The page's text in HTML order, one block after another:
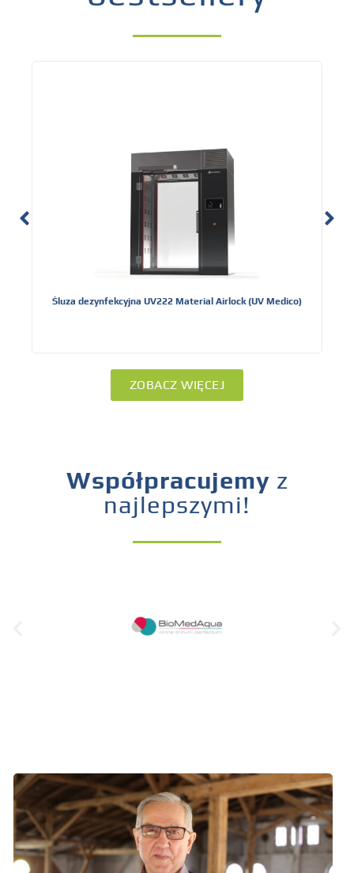
Śluza dezynfekcyjna UV222 Material Airlock (UV Medico)
ZOBACZ WIĘCEJ
Współpracujemy z
najlepszymi!